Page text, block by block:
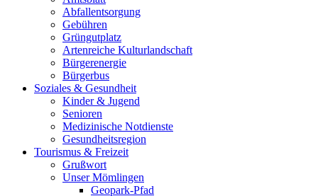
Abfallentsorgung
Gebühren
Grüngutplatz
Artenreiche Kulturlandschaft
Bürgerenergie
Bürgerbus
Soziales & Gesundheit
Kinder & Jugend
Senioren
Medizinische Notdienste
Gesundheitsregion
Tourismus & Freizeit
Grußwort
Unser Mömlingen
Geopark-Pfad